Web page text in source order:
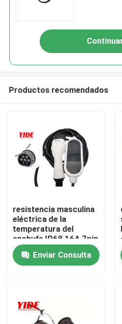
Inicio
Contactos
Productos recomendados
resistencia masculina
eléctrica de la
temperatura del
enchufe IP68 16A 7pin
del conector del
coche 220V
Enviar Consulta